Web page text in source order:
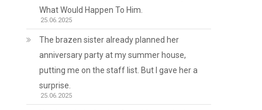
What Would Happen To Him.
25.06.2025
The brazen sister already planned her
anniversary party at my summer house,
putting me on the staff list. But I gave her a
surprise.
25.06.2025